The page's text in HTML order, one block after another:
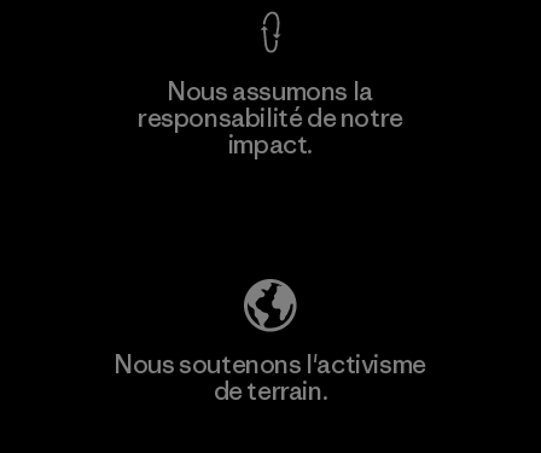
Nous assumons la
responsabilité de notre
impact.
Nous soutenons l'activisme
de terrain.